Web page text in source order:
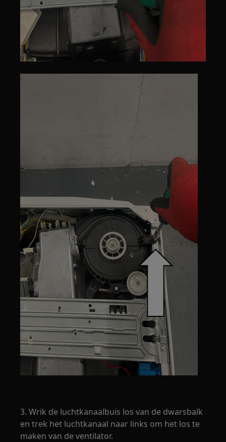
3. Wrik de luchtkanaalbuis los van de dwarsbalk
en trek het luchtkanaal naar links om het los te
maken van de ventilator.